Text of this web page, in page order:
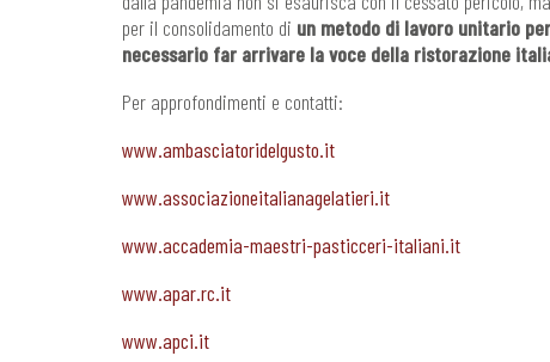
per il consolidamento di un metodo di lavoro unitario
necessario far arrivare la voce della ristorazione
Per approfondimenti e contatti:
www.ambasciatoridelgusto.it
www.associazioneitalianagelatieri.it
www.accademia-maestri-pasticceri-italiani.it
www.apar.rc.it
www.apci.it